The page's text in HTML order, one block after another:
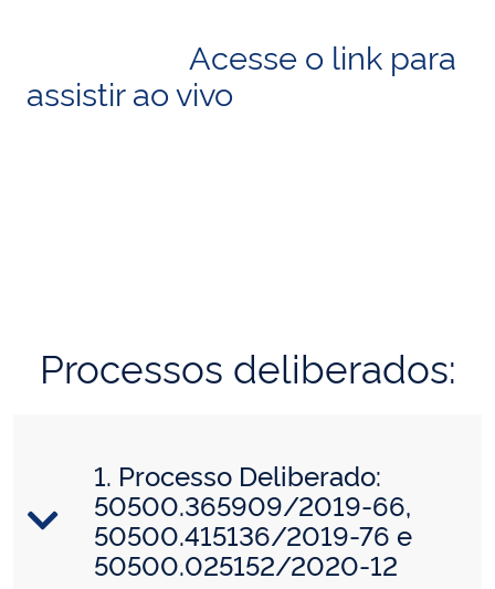
Acesse o link para
assistir ao vivo
Processos deliberados:
1. Processo Deliberado:
50500.365909/2019-66,
50500.415136/2019-76 e
50500.025152/2020-12